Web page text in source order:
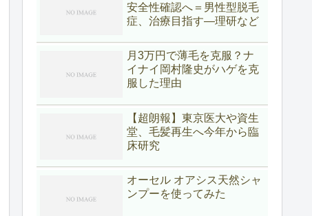
安全性確認へ＝男性型脱毛
症、治療目指す―理研など
月3万円で薄毛を克服？ナ
イナイ岡村隆史がハゲを克
服した理由
【超朗報】東京医大や資生
堂、毛髪再生へ今年から臨
床研究
オーセル オアシス天然シャ
ンプーを使ってみた